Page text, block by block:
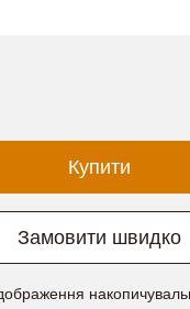
Купити
Замовити швидко